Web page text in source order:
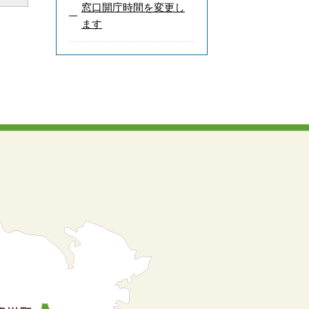
窓口開庁時間を変更し
ます